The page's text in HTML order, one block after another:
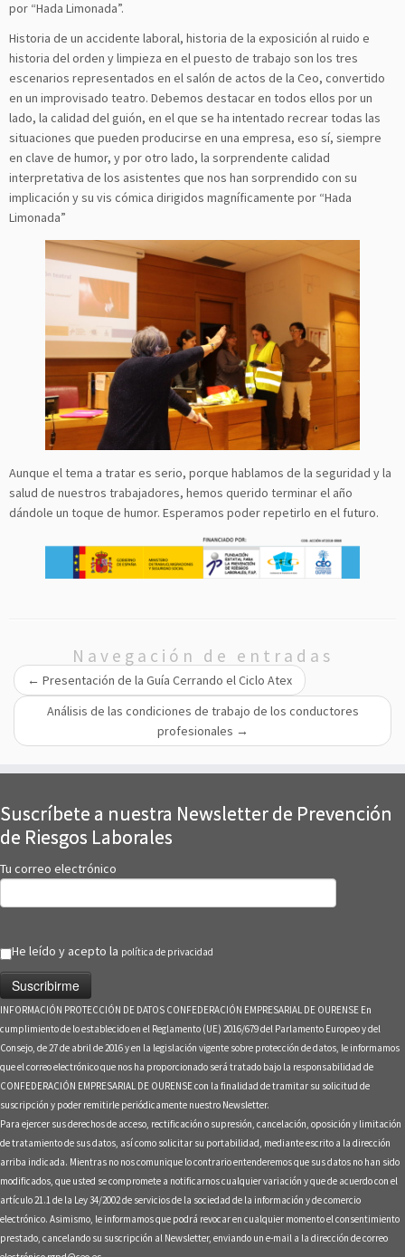
por “Hada Limonada”.
Historia de un accidente laboral, historia de la exposición al ruido e
historia del orden y limpieza en el puesto de trabajo son los tres
escenarios representados en el salón de actos de la Ceo, convertido
en un improvisado teatro. Debemos destacar en todos ellos por un
lado, la calidad del guión, en el que se ha intentado recrear todas las
situaciones que pueden producirse en una empresa, eso sí, siempre
en clave de humor, y por otro lado, la sorprendente calidad
interpretativa de los asistentes que nos han sorprendido con su
implicación y su vis cómica dirigidos magníficamente por “Hada
Limonada”
Aunque el tema a tratar es serio, porque hablamos de la seguridad y la
salud de nuestros trabajadores, hemos querido terminar el año
dándole un toque de humor. Esperamos poder repetirlo en el futuro.
Navegación de entradas
← Presentación de la Guía Cerrando el Ciclo Atex
Análisis de las condiciones de trabajo de los conductores
profesionales →
Suscríbete a nuestra Newsletter de Prevención
de Riesgos Laborales
Tu correo electrónico
He leído y acepto la política de privacidad
INFORMACIÓN PROTECCIÓN DE DATOS CONFEDERACIÓN EMPRESARIAL DE OURENSE En
cumplimiento de lo establecido en el Reglamento (UE) 2016/679 del Parlamento Europeo y del
Consejo, de 27 de abril de 2016 y en la legislación vigente sobre protección de datos, le informamos
que el correo electrónico que nos ha proporcionado será tratado bajo la responsabilidad de
CONFEDERACIÓN EMPRESARIAL DE OURENSE con la finalidad de tramitar su solicitud de
suscripción y poder remitirle periódicamente nuestro Newsletter.
Para ejercer sus derechos de acceso, rectificación o supresión, cancelación, oposición y limitación
de tratamiento de sus datos, así como solicitar su portabilidad, mediante escrito a la dirección
arriba indicada. Mientras no nos comunique lo contrario entenderemos que sus datos no han sido
modificados, que usted se compromete a notificarnos cualquier variación y que de acuerdo con el
artículo 21.1 de la Ley 34/2002 de servicios de la sociedad de la información y de comercio
electrónico. Asimismo, le informamos que podrá revocar en cualquier momento el consentimiento
prestado, cancelando su suscripción al Newsletter, enviando un e-mail a la dirección de correo